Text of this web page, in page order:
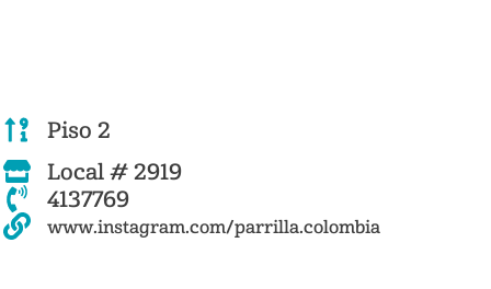
Piso 2
Local # 2919
4137769
www.instagram.com/parrilla.colombia